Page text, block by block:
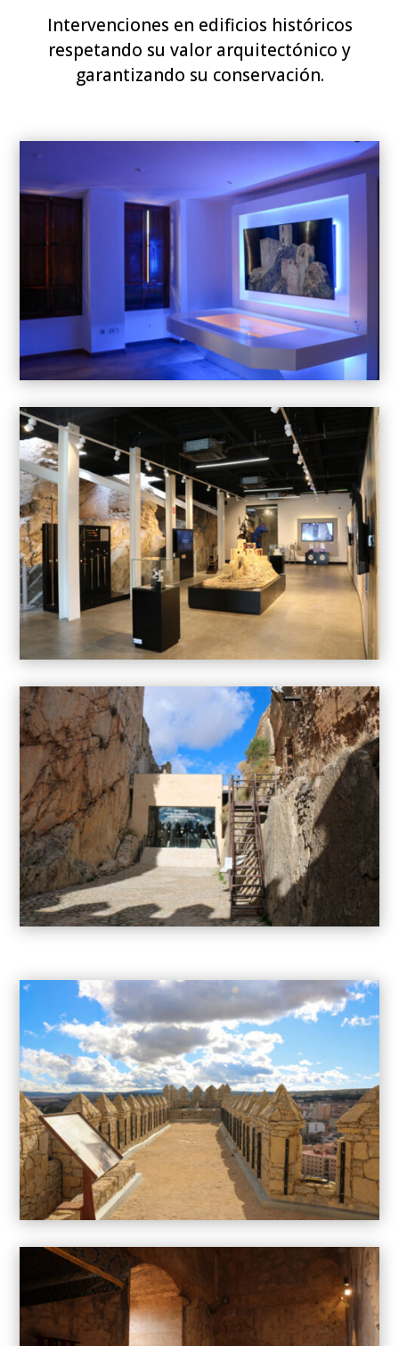
Intervenciones en edificios históricos
respetando su valor arquitectónico y
garantizando su conservación.